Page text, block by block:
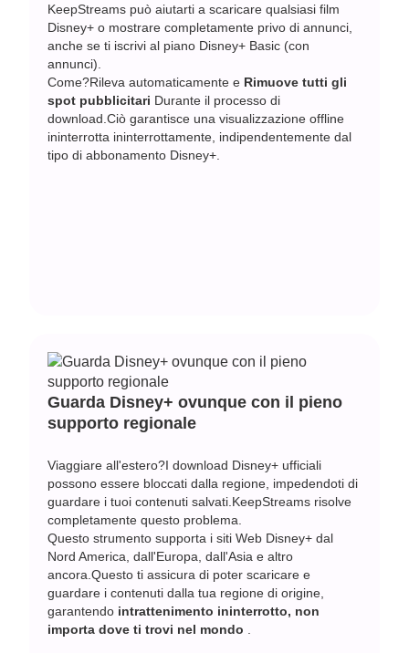
KeepStreams può aiutarti a scaricare qualsiasi film
Disney+ o mostrare completamente privo di annunci,
anche se ti iscrivi al piano Disney+ Basic (con
annunci).
Come?Rileva automaticamente e Rimuove tutti gli
spot pubblicitari Durante il processo di
download.Ciò garantisce una visualizzazione offline
ininterrotta ininterrottamente, indipendentemente dal
tipo di abbonamento Disney+.
Guarda Disney+ ovunque con il pieno
supporto regionale
Viaggiare all'estero?I download Disney+ ufficiali
possono essere bloccati dalla regione, impedendoti di
guardare i tuoi contenuti salvati.KeepStreams risolve
completamente questo problema.
Questo strumento supporta i siti Web Disney+ dal
Nord America, dall'Europa, dall'Asia e altro
ancora.Questo ti assicura di poter scaricare e
guardare i contenuti dalla tua regione di origine,
garantendo intrattenimento ininterrotto, non
importa dove ti trovi nel mondo